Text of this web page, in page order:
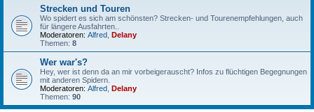
Strecken und Touren
Wo spidert es sich am schönsten? Strecken- und Tourenempfehlungen, auch
für längere Ausfahrten..
Moderatoren: Alfred Delany
Themen: 8
Wer war's?
Hey, wer ist denn da an mir vorbeigerauscht? Infos zu flüchtigen Begegnungen
mit anderen Spidern.
Moderatoren: Alfred Delany
Themen: 90